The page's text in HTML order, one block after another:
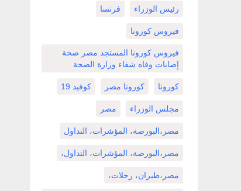
رئيس الوزراء فرنسا
فيروس كورونا
فيروس كورونا المستجد مصر صحة
إصابات وفاه شفاء وزارة الصحة
كورونا كورونا مصر كوفيد 19
مجلس الوزراء مصر
مصر،البورصة، المؤشرات، التداول
مصر،البورصة، المؤشرات، التداول،
مصر،طيران، رحلات،